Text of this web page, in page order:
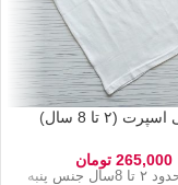
(۲ تا 8 سال)
265,000 تومان
جنس پنبه